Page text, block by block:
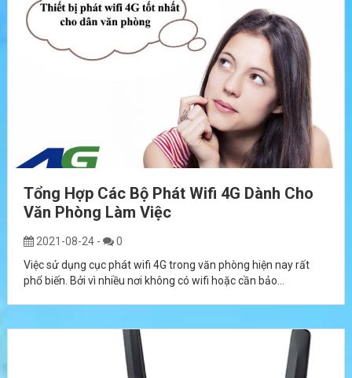
Tổng Hợp Các Bộ Phát Wifi 4G Dành Cho
Văn Phòng Làm Việc
2021-08-24 -
0
Việc sử dụng cục phát wifi 4G trong văn phòng hiện nay rất
phổ biến. Bởi vì nhiều nơi không có wifi hoặc cần bảo...